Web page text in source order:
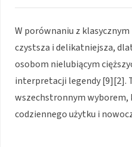
W porównaniu z klasycznym
czystsza i delikatniejsza,
osobom nielubiącym
interpretacji legendy [9][2].
wszechstronnym wyborem,
codziennego użytku i